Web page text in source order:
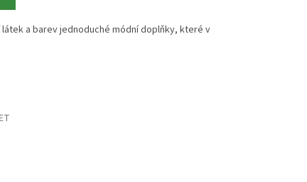
a barev jednoduché módní doplňky, které v